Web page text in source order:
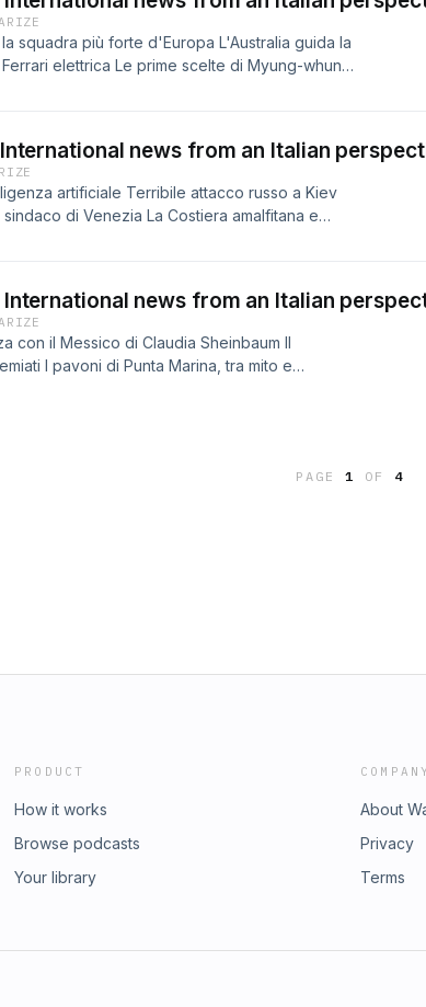
squadra più forte d'Europa L'Australia guida la
elettrica Le prime scelte di Myung-whun
news from an Italian
artificiale Terribile attacco russo a Kiev
di Venezia La Costiera amalfitana e
news from an Italian
con il Messico di Claudia Sheinbaum Il
I pavoni di Punta Marina, tra mito e
PAGE1 OF 4
PRODUCT
How it works
Browse podcasts
Your library
About
Privacy
Terms